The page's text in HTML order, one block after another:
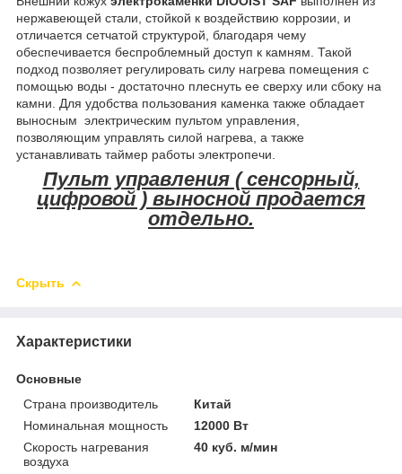
нержавеющей стали, стойкой к воздействию коррозии, и
отличается сетчатой структурой, благодаря чему
обеспечивается беспроблемный доступ к камням. Такой
подход позволяет регулировать силу нагрева помещения с
помощью воды - достаточно плеснуть ее сверху или сбоку на
камни. Для удобства пользования каменка также обладает
выносным электрическим пультом управления,
позволяющим управлять силой нагрева, а также
устанавливать таймер работы электропечи.
Пульт управления ( сенсорный,
цифровой ) выносной продается
отдельно.
Скрыть
Характеристики
Основные
Страна производитель
Китай
Номинальная мощность
12000 Вт
Скорость нагревания
воздуха
40 куб. м/мин